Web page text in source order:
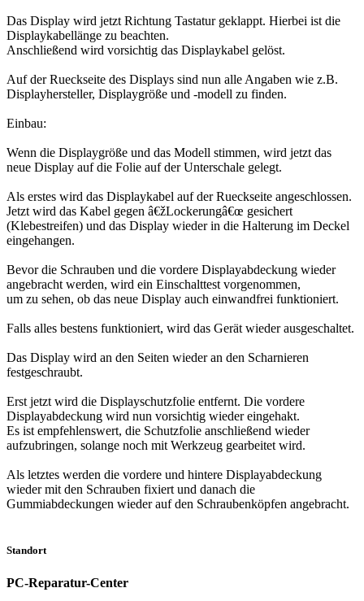
Das Display wird jetzt Richtung Tastatur geklappt. Hierbei ist die
Displaykabellänge zu beachten.
Anschließend wird vorsichtig das Displaykabel gelöst.
Auf der Rueckseite des Displays sind nun alle Angaben wie z.B.
Displayhersteller, Displaygröße und -modell zu finden.
Einbau:
Wenn die Displaygröße und das Modell stimmen, wird jetzt das
neue Display auf die Folie auf der Unterschale gelegt.
Als erstes wird das Displaykabel auf der Rueckseite angeschlossen.
Jetzt wird das Kabel gegen â€žLockerungâ€œ gesichert
(Klebestreifen) und das Display wieder in die Halterung im Deckel
eingehangen.
Bevor die Schrauben und die vordere Displayabdeckung wieder
angebracht werden, wird ein Einschalttest vorgenommen,
um zu sehen, ob das neue Display auch einwandfrei funktioniert.
Falls alles bestens funktioniert, wird das Gerät wieder ausgeschaltet.
Das Display wird an den Seiten wieder an den Scharnieren
festgeschraubt.
Erst jetzt wird die Displayschutzfolie entfernt. Die vordere
Displayabdeckung wird nun vorsichtig wieder eingehakt.
Es ist empfehlenswert, die Schutzfolie anschließend wieder
aufzubringen, solange noch mit Werkzeug gearbeitet wird.
Als letztes werden die vordere und hintere Displayabdeckung
wieder mit den Schrauben fixiert und danach die
Gummiabdeckungen wieder auf den Schraubenköpfen angebracht.
Standort
PC-Reparatur-Center